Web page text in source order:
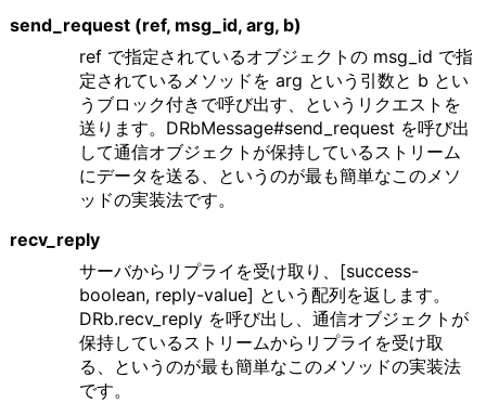
send_request (ref, msg_id, arg, b)
ref で指定されているオブジェクトの msg_id で指
定されているメソッドを arg という引数と b とい
うブロック付きで呼び出す、というリクエストを
送ります。DRbMessage#send_request を呼び出
して通信オブジェクトが保持しているストリーム
にデータを送る、というのが最も簡単なこのメソ
ッドの実装法です。
recv_reply
サーバからリプライを受け取り、[success-
boolean, reply-value] という配列を返します。
DRb.recv_reply を呼び出し、通信オブジェクトが
保持しているストリームからリプライを受け取
る、というのが最も簡単なこのメソッドの実装法
です。